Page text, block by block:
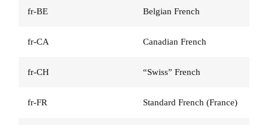
fr-BE Belgian French
fr-CA Canadian French
fr-CH “Swiss” French
fr-FR Standard French (France)